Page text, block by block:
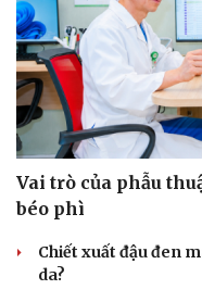
Du lịch
Vai trò của phẫu
béo phì
Chiết xuất đậu đen
da?